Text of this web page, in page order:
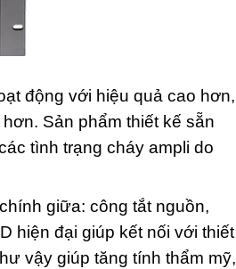
động với hiệu quả cao hơn,
Sản phẩm thiết kế sẵn
tình trạng cháy ampli do
giữa: công tắt nguồn,
hiện đại giúp kết nối với thiết
vậy giúp tăng tính thẩm mỹ,